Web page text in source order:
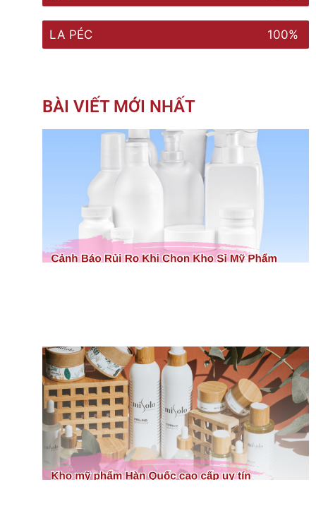
LA PÉC 100%
BÀI VIẾT MỚI NHẤT